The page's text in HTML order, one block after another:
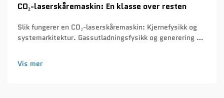
CO₂-laserskåremaskin: En klasse over resten
Slik fungerer en CO₂-laserskåremaskin: Kjernefysikk og
systemarkitektur. Gassutladningsfysikk og generering av
sin stråle ved hjelp av prinsippene for gassutladning. Når
strøm går gjennom en forseglet …
Vis mer